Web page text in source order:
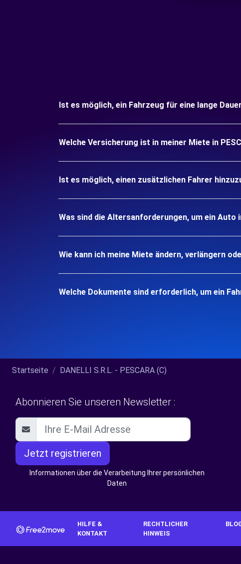
Ist es möglich, ein Fahrzeug für eine lange
Welche Versicherung ist in meiner Miete in
Ist es möglich, einen zusätzlichen Fahrer
Was sind die Altersanforderungen, um ein Auto
Wie kann ich meine Miete ändern, verlängern
Welche Dokumente sind erforderlich, um ein
Startseite DANELLI S.R.L. - PESCARA (C)
Abonnieren Sie unseren Newsletter :
Jetzt registrieren
Informationen über die Verarbeitung Ihrer persönlichen
Daten
HILFE &
KONTAKT
RECHTLICHER
HINWEIS